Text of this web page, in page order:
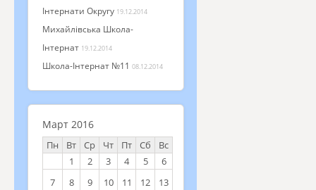
Інтернати Округу 19.12.2014
Михайлівська Школа-
Інтернат 19.12.2014
Школа-Інтернат №11 08.12.2014
Март 2016
Пн Вт Ср Чт Пт Сб Вс
1 2 3 4 5
6
7
8 9 10 11 12 13